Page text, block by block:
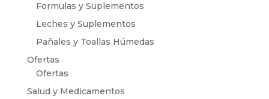
Formulas y Suplementos
Leches y Suplementos
Pañales y Toallas Húmedas
Ofertas
Ofertas
Salud y Medicamentos